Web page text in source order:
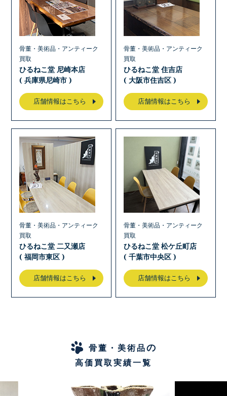
骨董・美術品・アンティーク
買取
ひるねこ堂 尼崎本店
( 兵庫県尼崎市 )
店舗情報はこちら
骨董・美術品・アンティーク
買取
ひるねこ堂 住吉店
( 大阪市住吉区 )
店舗情報はこちら
骨董・美術品・アンティーク
買取
ひるねこ堂 二又瀬店
( 福岡市東区 )
店舗情報はこちら
骨董・美術品・アンティーク
買取
ひるねこ堂 松ケ丘町店
( 千葉市中央区 )
店舗情報はこちら
骨董・美術品の
高価買取実績一覧